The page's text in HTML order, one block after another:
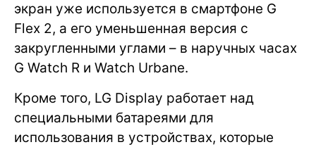
экран уже используется в смартфоне G
Flex 2, а его уменьшенная версия с
закругленными углами – в наручных часах
G Watch R и Watch Urbane.
Кроме того, LG Display работает над
специальными батареями для
использования в устройствах, которые